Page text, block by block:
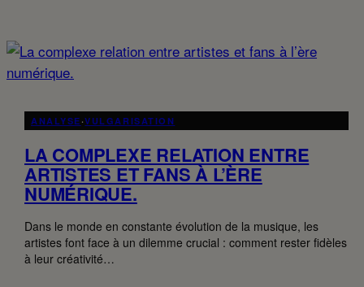
ANALYSE ·VULGARISATION
LA COMPLEXE RELATION ENTRE
ARTISTES ET FANS À L’ÈRE
NUMÉRIQUE.
Dans le monde en constante évolution de la musique, les
artistes font face à un dilemme crucial : comment rester fidèles
à leur créativité…